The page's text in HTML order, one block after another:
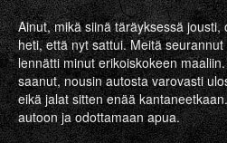
Ainut, mikä siinä täräyksessä
heti, että nyt sattui. Meitä
lennätti minut erikoiskokeen
saanut, nousin autosta varovasti
eikä jalat sitten enää
autoon ja odottamaan apua.